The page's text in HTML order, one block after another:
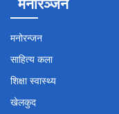
मनोरञ्जन
मनोरन्जन
साहित्य कला
शिक्षा स्वास्थ्य
खेलकुद